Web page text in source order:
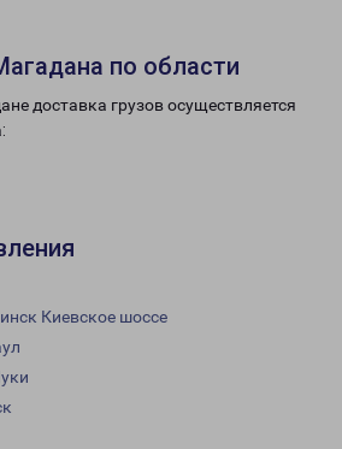
по области
доставка грузов осуществляется
Киевское шоссе